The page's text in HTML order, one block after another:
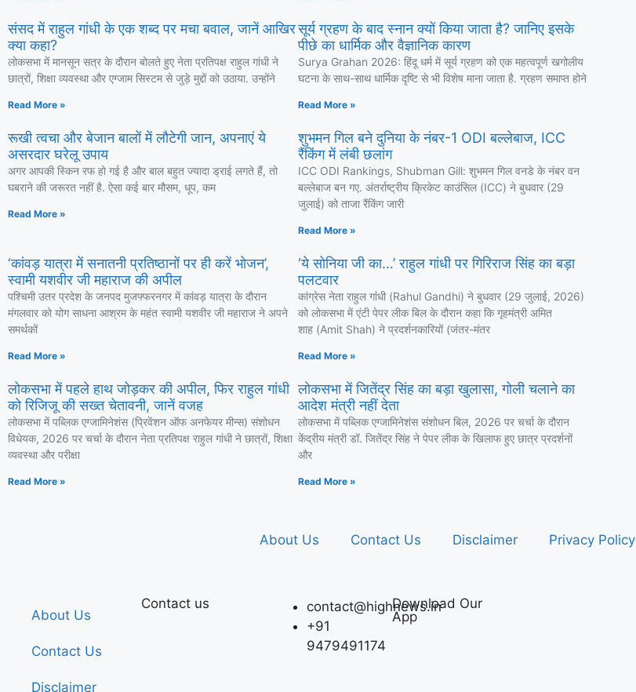
संसद में राहुल गांधी के एक शब्द पर मचा बवाल, जानें आखिर
क्या कहा?
लोकसभा में मानसून सत्र के दौरान बोलते हुए नेता प्रतिपक्ष राहुल गांधी ने
छात्रों, शिक्षा व्यवस्था और एग्जाम सिस्टम से जुड़े मुद्दों को उठाया. उन्होंने
Read More »
सूर्य ग्रहण के बाद स्नान क्यों किया जाता है? जानिए इसके
पीछे का धार्मिक और वैज्ञानिक कारण
Surya Grahan 2026: हिंदू धर्म में सूर्य ग्रहण को एक महत्वपूर्ण खगोलीय
घटना के साथ-साथ धार्मिक दृष्टि से भी विशेष माना जाता है. ग्रहण समाप्त होने
Read More »
रूखी त्वचा और बेजान बालों में लौटेगी जान, अपनाएं ये
असरदार घरेलू उपाय
अगर आपकी स्किन रफ हो गई है और बाल बहुत ज्यादा ड्राई लगते हैं, तो
घबराने की जरूरत नहीं है. ऐसा कई बार मौसम, धूप, कम
Read More »
शुभमन गिल बने दुनिया के नंबर-1 ODI बल्लेबाज, ICC
रैंकिंग में लंबी छलांग
ICC ODI Rankings, Shubman Gill: शुभमन गिल वनडे के नंबर वन
बल्लेबाज बन गए. अंतर्राष्ट्रीय क्रिकेट काउंसिल (ICC) ने बुधवार (29
जुलाई) को ताजा रैंकिंग जारी
Read More »
‘कांवड़ यात्रा में सनातनी प्रतिष्ठानों पर ही करें भोजन’,
स्वामी यशवीर जी महाराज की अपील
पश्चिमी उतर प्रदेश के जनपद मुजफ्फरनगर में कांवड़ यात्रा के दौरान
मंगलवार को योग साधना आश्रम के महंत स्वामी यशवीर जी महाराज ने अपने
समर्थकों
Read More »
‘ये सोनिया जी का…’ राहुल गांधी पर गिरिराज सिंह का बड़ा
पलटवार
कांग्रेस नेता राहुल गांंधी (Rahul Gandhi) ने बुधवार (29 जुलाई, 2026)
को लोकसभा में एंटी पेपर लीक बिल के दौरान कहा कि गृहमंत्री अमित
शाह (Amit Shah) ने प्रदर्शनकारियों (जंतर-मंतर
Read More »
लोकसभा में पहले हाथ जोड़कर की अपील, फिर राहुल गांधी
को रिजिजू की सख्त चेतावनी, जानें वजह
लोकसभा में पब्लिक एग्जामिनेशंस (प्रिवेंशन ऑफ अनफेयर मीन्स) संशोधन
विधेयक, 2026 पर चर्चा के दौरान नेता प्रतिपक्ष राहुल गांधी ने छात्रों, शिक्षा
व्यवस्था और परीक्षा
Read More »
लोकसभा में जितेंद्र सिंह का बड़ा खुलासा, गोली चलाने का
आदेश मंत्री नहीं देता
लोकसभा में पब्लिक एग्जामिनेशंस संशोधन बिल, 2026 पर चर्चा के दौरान
केंद्रीय मंत्री डॉ. जितेंद्र सिंह ने पेपर लीक के खिलाफ हुए छात्र प्रदर्शनों
और
Read More »
About Us Contact Us Disclaimer Privacy Policy
About Us
Contact Us
Disclaimer
Contact us
contact@highnews.in
+91
9479491174
Download Our
App